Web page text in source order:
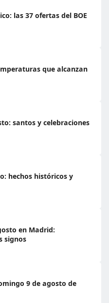
las 37 ofertas del BOE
que alcanzan
santos y celebraciones
hechos históricos y
en Madrid:
signos
9 de agosto de